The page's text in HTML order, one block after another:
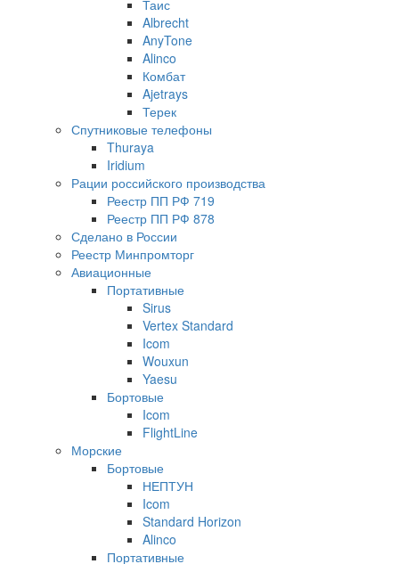
Таис
Albrecht
AnyTone
Alinco
Комбат
Ajetrays
Терек
Спутниковые телефоны
Thuraya
Iridium
Рации российского производства
Реестр ПП РФ 719
Реестр ПП РФ 878
Сделано в России
Реестр Минпромторг
Авиационные
Портативные
Sirus
Vertex Standard
Icom
Wouxun
Yaesu
Бортовые
Icom
FlightLine
Морские
Бортовые
НЕПТУН
Icom
Standard Horizon
Alinco
Портативные